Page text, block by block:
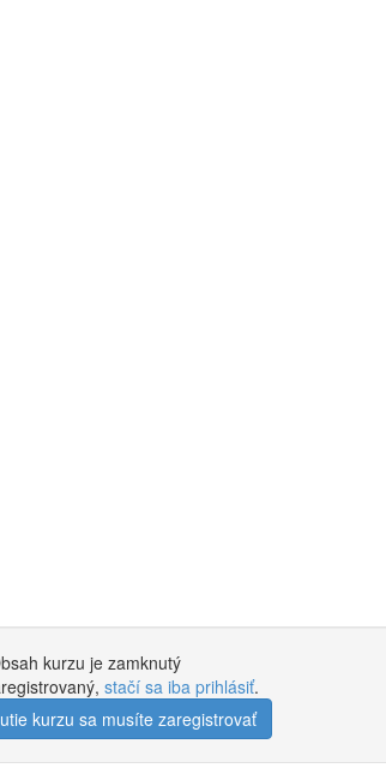
kurzu je zamknutý
stačí sa iba prihlásiť.
kurzu sa musíte zaregistrovať